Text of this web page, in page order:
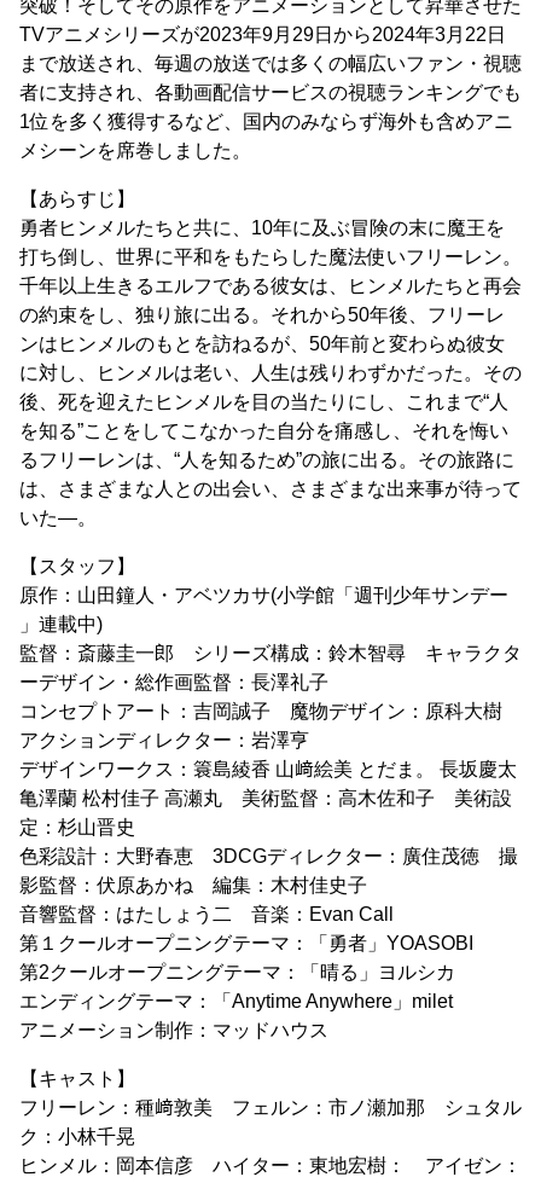
突破！そしてその原作をアニメーションとして昇華させた
TVアニメシリーズが2023年9月29日から2024年3月22日
まで放送され、毎週の放送では多くの幅広いファン・視聴
者に支持され、各動画配信サービスの視聴ランキングでも
1位を多く獲得するなど、国内のみならず海外も含めアニ
メシーンを席巻しました。
【あらすじ】
勇者ヒンメルたちと共に、10年に及ぶ冒険の末に魔王を
打ち倒し、世界に平和をもたらした魔法使いフリーレン。
千年以上生きるエルフである彼女は、ヒンメルたちと再会
の約束をし、独り旅に出る。それから50年後、フリーレ
ンはヒンメルのもとを訪ねるが、50年前と変わらぬ彼女
に対し、ヒンメルは老い、人生は残りわずかだった。その
後、死を迎えたヒンメルを目の当たりにし、これまで“人
を知る”ことをしてこなかった自分を痛感し、それを悔い
るフリーレンは、“人を知るため”の旅に出る。その旅路に
は、さまざまな人との出会い、さまざまな出来事が待って
いた―。
【スタッフ】
原作：山田鐘人・アベツカサ(小学館「週刊少年サンデー
」連載中)
監督：斎藤圭一郎 シリーズ構成：鈴木智尋 キャラクタ
ーデザイン・総作画監督：長澤礼子
コンセプトアート：吉岡誠子 魔物デザイン：原科大樹
アクションディレクター：岩澤亨
デザインワークス：簑島綾香 山﨑絵美 とだま。 長坂慶太
亀澤蘭 松村佳子 高瀬丸 美術監督：高木佐和子 美術設
定：杉山晋史
色彩設計：大野春恵 3DCGディレクター：廣住茂徳 撮
影監督：伏原あかね 編集：木村佳史子
音響監督：はたしょう二 音楽：Evan Call
第１クールオープニングテーマ：「勇者」YOASOBI
第2クールオープニングテーマ：「晴る」ヨルシカ
エンディングテーマ：「Anytime Anywhere」milet
アニメーション制作：マッドハウス
【キャスト】
フリーレン：種﨑敦美 フェルン：市ノ瀬加那 シュタル
ク：小林千晃
ヒンメル：岡本信彦 ハイター：東地宏樹： アイゼン：